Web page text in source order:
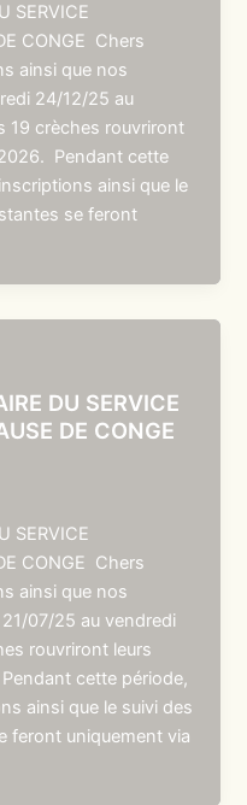
SERVICE
CONGE Chers
ainsi que nos
24/12/25 au
19 crèches rouvriront
Pendant cette
ainsi que le
se feront
DU SERVICE
DE CONGE
SERVICE
CONGE Chers
ainsi que nos
07/25 au vendredi
rouvriront leurs
cette période,
ainsi que le suivi des
feront uniquement via